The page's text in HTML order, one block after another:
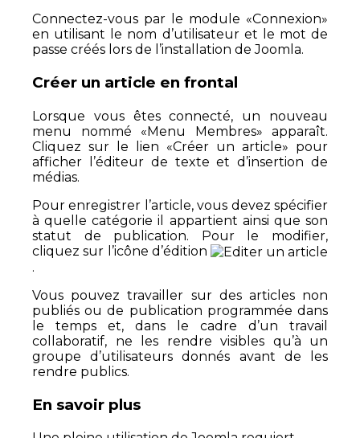
Connectez-vous par le module «Connexion»
en utilisant le nom d’utilisateur et le mot de
passe créés lors de l’installation de Joomla.
Créer un article en frontal
Lorsque vous êtes connecté, un nouveau
menu nommé «Menu Membres» apparaît.
Cliquez sur le lien «Créer un article» pour
afficher l’éditeur de texte et d’insertion de
médias.
Pour enregistrer l’article, vous devez spécifier
à quelle catégorie il appartient ainsi que son
statut de publication. Pour le modifier,
cliquez sur l’icône d’édition
.
Vous pouvez travailler sur des articles non
publiés ou de publication programmée dans
le temps et, dans le cadre d’un travail
collaboratif, ne les rendre visibles qu’à un
groupe d’utilisateurs donnés avant de les
rendre publics.
En savoir plus